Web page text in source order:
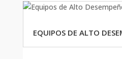
EQUIPOS DE ALTO